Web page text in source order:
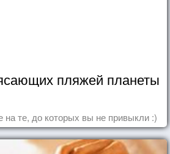
пляжей планеты
на те, до которых вы не привыкли :)